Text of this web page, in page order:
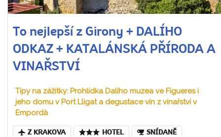
To nejlepší z Girony + DALÍHO
ODKAZ + KATALÁNSKÁ PŘÍRODA A
VINAŘSTVÍ
Tipy na zážitky: Prohlídka Dalího muzea ve Figueres i
jeho domu v Port Lligat a degustace vín z vinařství v
Empordà
Z KRAKOVA HOTEL SNÍDANĚ